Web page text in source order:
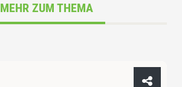
MEHR ZUM THEMA